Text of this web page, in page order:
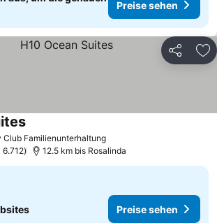
Preise sehen
Teilen
Club Familienunterhaltung
6.712 12.5 km bis Rosalinda
Preise sehen